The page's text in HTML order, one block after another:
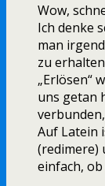
Wow,
Ich denke
man
zu
„Erlösen“
uns getan
Auf Latein
(redimere)
einfach,